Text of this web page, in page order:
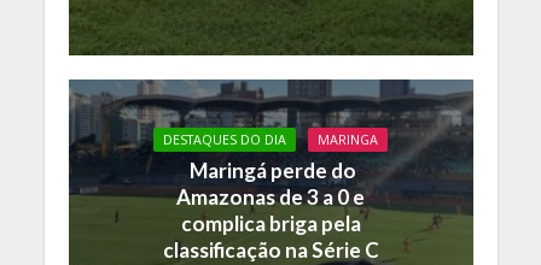
DESTAQUES DO DIA MARINGA
Maringá perde do
Amazonas de 3 a 0 e
complica briga pela
classificação na Série C